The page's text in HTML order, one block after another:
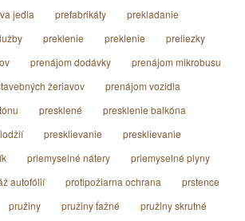
jedla
prefabrikáty
prekladanie
preklenie preklenie
preliezky
prenájom dodávky
prenájom mikrobusu
žeriavov
prenájom vozidla
presklené
presklenie balkóna
presklievanie
presklievanie
priemyselné nátery
priemyselné plyny
autofólií
protipožiarna ochrana
prstence
pružiny pružiny ťažné pružiny skrutné